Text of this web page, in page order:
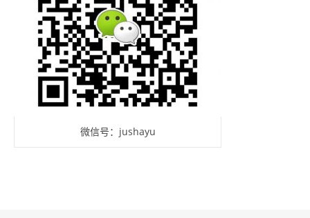
微信号：jushayu